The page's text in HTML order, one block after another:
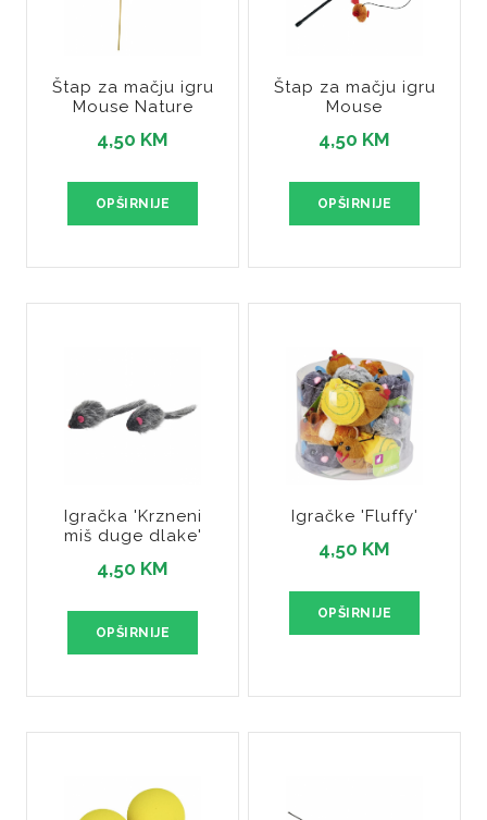
Štap za mačju igru
Mouse Nature
4,50 KM
OPŠIRNIJE
Štap za mačju igru
Mouse
4,50 KM
OPŠIRNIJE
Igračka 'Krzneni
miš duge dlake'
4,50 KM
OPŠIRNIJE
Igračke 'Fluffy'
4,50 KM
OPŠIRNIJE